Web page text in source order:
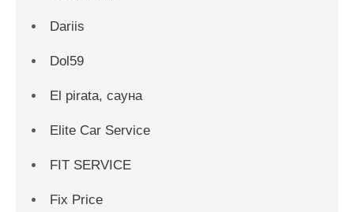
Dariis
Dol59
El pirata, сауна
Elite Car Service
FIT SERVICE
Fix Price